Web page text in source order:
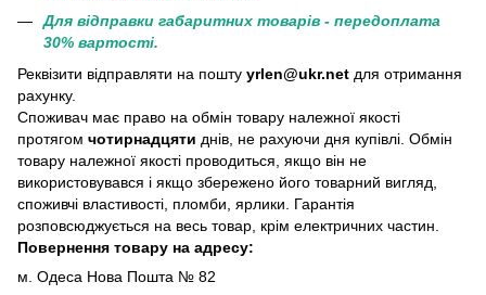
Для відправки габаритних товарів - передоплата
30% вартості.
Реквізити відправляти на пошту yrlen@ukr.net для отримання
рахунку.
Споживач має право на обмін товару належної якості
протягом чотирнадцяти днів, не рахуючи дня купівлі. Обмін
товару належної якості проводиться, якщо він не
використовувався і якщо збережено його товарний вигляд,
споживчі властивості, пломби, ярлики. Гарантія
розповсюджується на весь товар, крім електричних частин.
Повернення товару на адресу:
м. Одеса Нова Пошта № 82